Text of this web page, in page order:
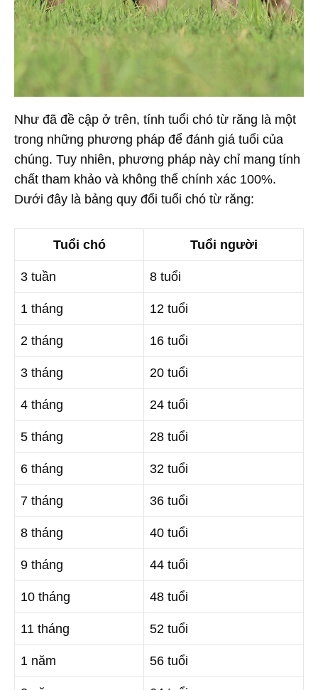
Như đã đề cập ở trên, tính tuổi chó từ răng là một
trong những phương pháp để đánh giá tuổi của
chúng. Tuy nhiên, phương pháp này chỉ mang tính
chất tham khảo và không thể chính xác 100%.
Dưới đây là bảng quy đổi tuổi chó từ răng:
Tuổi chó Tuổi người
3 tuần 8 tuổi
1 tháng 12 tuổi
2 tháng 16 tuổi
3 tháng 20 tuổi
4 tháng 24 tuổi
5 tháng 28 tuổi
6 tháng 32 tuổi
7 tháng 36 tuổi
8 tháng 40 tuổi
9 tháng 44 tuổi
10 tháng 48 tuổi
11 tháng 52 tuổi
1 năm 56 tuổi